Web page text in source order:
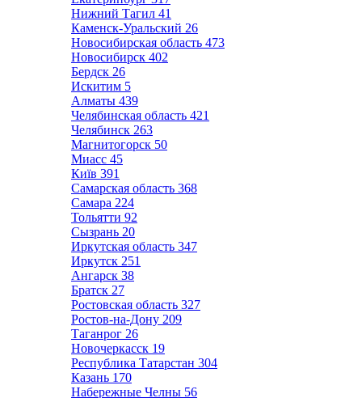
Нижний Тагил 41
Каменск-Уральский 26
Новосибирская область 473
Новосибирск 402
Бердск 26
Искитим 5
Алматы 439
Челябинская область 421
Челябинск 263
Магнитогорск 50
Миасс 45
Київ 391
Самарская область 368
Самара 224
Тольятти 92
Сызрань 20
Иркутская область 347
Иркутск 251
Ангарск 38
Братск 27
Ростовская область 327
Ростов-на-Дону 209
Таганрог 26
Новочеркасск 19
Республика Татарстан 304
Казань 170
Набережные Челны 56